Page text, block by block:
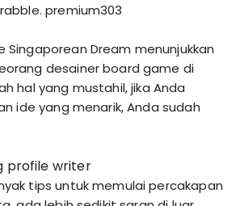
premium303
Singaporean Dream menunjukkan
desainer board game di
hal yang mustahil, jika Anda
ide yang menarik, Anda sudah
profile writer
tips untuk memulai percakapan